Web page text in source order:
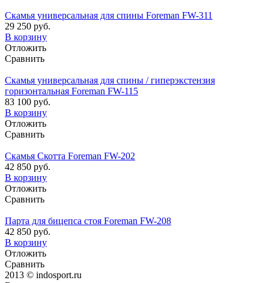
Скамья универсальная для спины Foreman FW-311
29 250 руб.
В корзину
Отложить
Сравнить
Скамья универсальная для спины / гиперэкстензия
горизонтальная Foreman FW-115
83 100 руб.
В корзину
Отложить
Сравнить
Скамья Скотта Foreman FW-202
42 850 руб.
В корзину
Отложить
Сравнить
Парта для бицепса стоя Foreman FW-208
42 850 руб.
В корзину
Отложить
Сравнить
2013 © indosport.ru